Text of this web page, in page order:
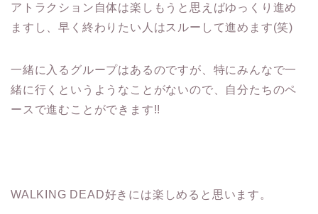
アトラクション自体は楽しもうと思えばゆっくり進め
ますし、早く終わりたい人はスルーして進めます(笑)
一緒に入るグループはあるのですが、特にみんなで一
緒に行くというようなことがないので、自分たちのペ
ースで進むことができます!!
WALKING DEAD好きには楽しめると思います。